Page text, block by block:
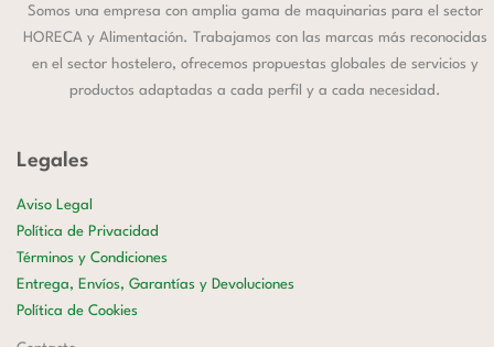
Somos una empresa con amplia gama de maquinarias para el sector
HORECA y Alimentación. Trabajamos con las marcas más reconocidas
en el sector hostelero, ofrecemos propuestas globales de servicios y
productos adaptadas a cada perfil y a cada necesidad.
Legales
Aviso Legal
Política de Privacidad
Términos y Condiciones
Entrega, Envíos, Garantías y Devoluciones
Política de Cookies